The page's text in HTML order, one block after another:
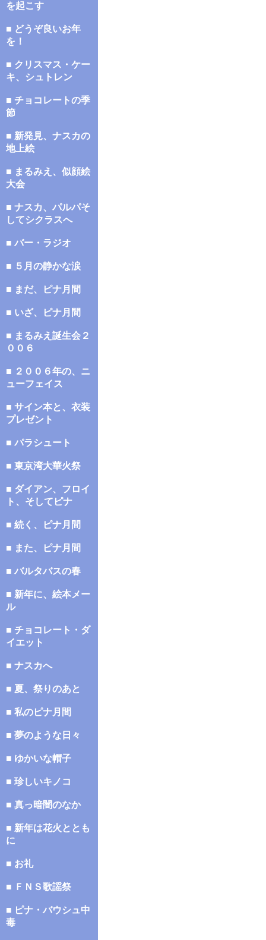
を起こす
■ どうぞ良いお年
を！
■ クリスマス・ケー
キ、シュトレン
■ チョコレートの季
節
■ 新発見、ナスカの
地上絵
■ まるみえ、似顔絵
大会
■ ナスカ、パルパそ
してシクラスへ
■ バー・ラジオ
■ ５月の静かな涙
■ まだ、ピナ月間
■ いざ、ピナ月間
■ まるみえ誕生会２
００６
■ ２００６年の、ニ
ューフェイス
■ サイン本と、衣装
プレゼント
■ パラシュート
■ 東京湾大華火祭
■ ダイアン、フロイ
ト、そしてピナ
■ 続く、ピナ月間
■ また、ピナ月間
■ バルタバスの春
■ 新年に、絵本メー
ル
■ チョコレート・ダ
イエット
■ ナスカへ
■ 夏、祭りのあと
■ 私のピナ月間
■ 夢のような日々
■ ゆかいな帽子
■ 珍しいキノコ
■ 真っ暗闇のなか
■ 新年は花火ととも
に
■ お礼
■ ＦＮＳ歌謡祭
■ ピナ・バウシュ中
毒